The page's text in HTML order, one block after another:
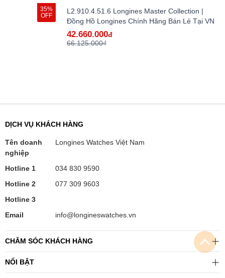
35%
OFF
L2.910.4.51.6 Longines Master Collection |
Đồng Hồ Longines Chính Hãng Bán Lẻ Tại VN
42.660.000đ
66.125.000₫
NỔI BẬT
CHĂM SÓC KHÁCH HÀNG
DỊCH VỤ KHÁCH HÀNG
Tên doanh
nghiệp
Longines Watches Việt Nam
Hotline 1
034 830 9590
Hotline 2
077 309 9603
Hotline 3
Email
info@longineswatches.vn